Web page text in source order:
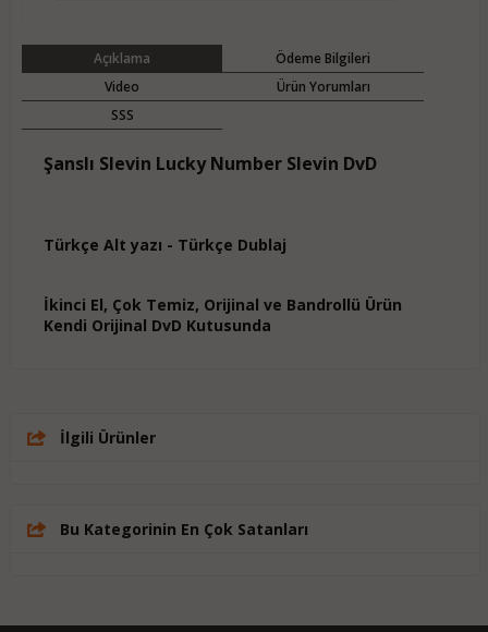
Açıklama
Ödeme Bilgileri
Video
Ürün Yorumları
SSS
Şanslı Slevin Lucky Number Slevin DvD
Türkçe Alt yazı - Türkçe Dublaj
İkinci El, Çok Temiz, Orijinal ve Bandrollü Ürün
Kendi Orijinal DvD Kutusunda
İlgili Ürünler
Bu Kategorinin En Çok Satanları